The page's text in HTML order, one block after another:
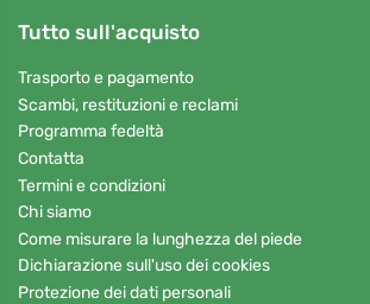
Tutto sull'acquisto
Trasporto e pagamento
Scambi, restituzioni e reclami
Programma fedeltà
Contatta
Termini e condizioni
Chi siamo
Come misurare la lunghezza del piede
Dichiarazione sull'uso dei cookies
Protezione dei dati personali